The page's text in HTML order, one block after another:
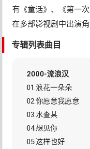
有《童话》、《第一
在多部影视剧中出演角
专辑列表曲目
2000-流浪汉
01.浪花一朵朵
02.你愿意我愿意
03.水查某
04.想见你
05.这样也好